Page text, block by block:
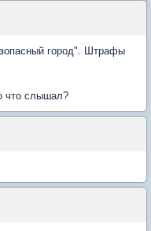
город". Штрафы
что слышал?